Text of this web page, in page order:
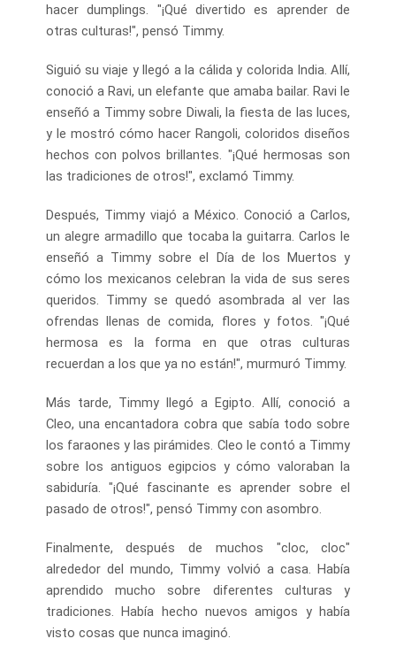
hacer dumplings. "¡Qué divertido es aprender de
otras culturas!", pensó Timmy.
Siguió su viaje y llegó a la cálida y colorida India. Allí,
conoció a Ravi, un elefante que amaba bailar. Ravi le
enseñó a Timmy sobre Diwali, la fiesta de las luces,
y le mostró cómo hacer Rangoli, coloridos diseños
hechos con polvos brillantes. "¡Qué hermosas son
las tradiciones de otros!", exclamó Timmy.
Después, Timmy viajó a México. Conoció a Carlos,
un alegre armadillo que tocaba la guitarra. Carlos le
enseñó a Timmy sobre el Día de los Muertos y
cómo los mexicanos celebran la vida de sus seres
queridos. Timmy se quedó asombrada al ver las
ofrendas llenas de comida, flores y fotos. "¡Qué
hermosa es la forma en que otras culturas
recuerdan a los que ya no están!", murmuró Timmy.
Más tarde, Timmy llegó a Egipto. Allí, conoció a
Cleo, una encantadora cobra que sabía todo sobre
los faraones y las pirámides. Cleo le contó a Timmy
sobre los antiguos egipcios y cómo valoraban la
sabiduría. "¡Qué fascinante es aprender sobre el
pasado de otros!", pensó Timmy con asombro.
Finalmente, después de muchos "cloc, cloc"
alrededor del mundo, Timmy volvió a casa. Había
aprendido mucho sobre diferentes culturas y
tradiciones. Había hecho nuevos amigos y había
visto cosas que nunca imaginó.